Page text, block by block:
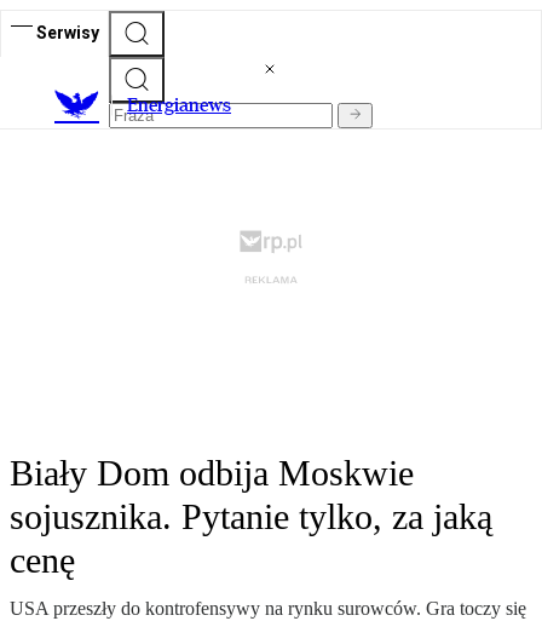
Serwisy
Energianews
Biały Dom odbija Moskwie
sojusznika. Pytanie tylko, za jaką
cenę
USA przeszły do kontrofensywy na rynku surowców. Gra toczy się